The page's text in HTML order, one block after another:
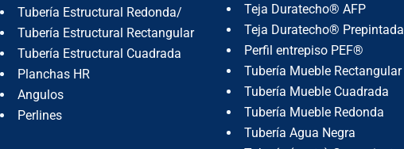
Tubería Estructural Redonda/
Tubería Estructural Rectangular
Tubería Estructural Cuadrada
Planchas HR
Angulos
Perlines
Teja Duratecho® AFP
Teja Duratecho® Prepintada
Perfil entrepiso PEF®
Tubería Mueble Rectangular
Tubería Mueble Cuadrada
Tubería Mueble Redonda
Tubería Agua Negra